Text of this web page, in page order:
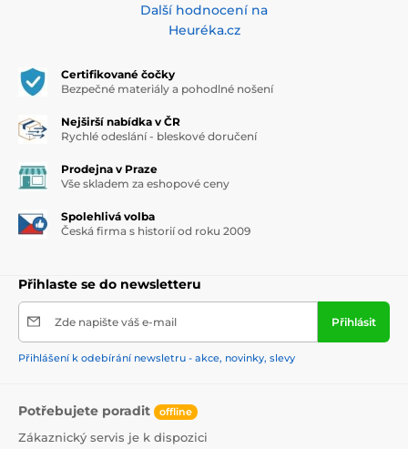
Další hodnocení na
Heuréka.cz
Certifikované čočky
Bezpečné materiály a pohodlné nošení
Nejširší nabídka v ČR
Rychlé odeslání - bleskové doručení
Prodejna v Praze
Vše skladem za eshopové ceny
Spolehlivá volba
Česká firma s historií od roku 2009
Přihlaste se do newsletteru
Zde napište váš e-mail Přihlásit
Přihlášení k odebírání newsletru - akce, novinky, slevy
Potřebujete poradit offline
Zákaznický servis je k dispozici